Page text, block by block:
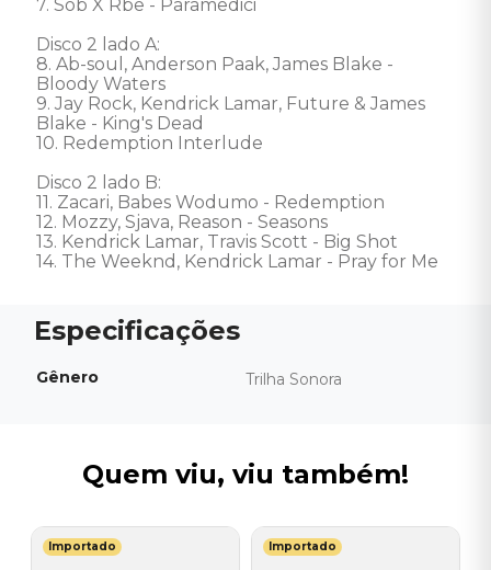
7. Sob X Rbe - Paramedici
Disco 2 lado A:
8. Ab-soul, Anderson Paak, James Blake -
Bloody Waters
9. Jay Rock, Kendrick Lamar, Future & James
Blake - King's Dead
10. Redemption Interlude
Disco 2 lado B:
11. Zacari, Babes Wodumo - Redemption
12. Mozzy, Sjava, Reason - Seasons
13. Kendrick Lamar, Travis Scott - Big Shot
14. The Weeknd, Kendrick Lamar - Pray for Me
Gênero Trilha Sonora
Quem viu, viu também!
Importado Importado